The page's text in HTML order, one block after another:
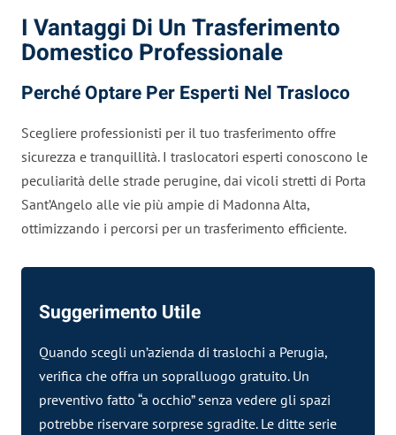
I Vantaggi Di Un Trasferimento
Domestico Professionale
Perché Optare Per Esperti Nel Trasloco
Scegliere professionisti per il tuo trasferimento offre
sicurezza e tranquillità. I traslocatori esperti conoscono le
peculiarità delle strade perugine, dai vicoli stretti di Porta
Sant’Angelo alle vie più ampie di Madonna Alta,
ottimizzando i percorsi per un trasferimento efficiente.
Suggerimento Utile
Quando scegli un’azienda di traslochi a Perugia,
verifica che offra un sopralluogo gratuito. Un
preventivo fatto “a occhio” senza vedere gli spazi
potrebbe riservare sorprese sgradite. Le ditte serie